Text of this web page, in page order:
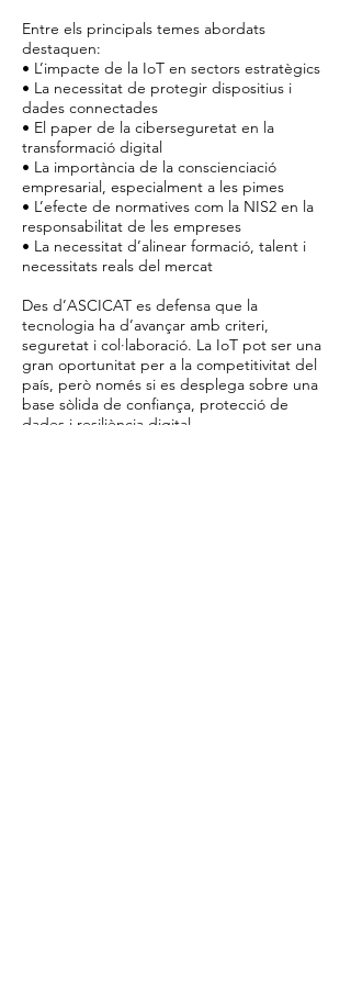
Entre els principals temes abordats
destaquen:
• L’impacte de la IoT en sectors estratègics
• La necessitat de protegir dispositius i
dades connectades
• El paper de la ciberseguretat en la
transformació digital
• La importància de la conscienciació
empresarial, especialment a les pimes
• L’efecte de normatives com la NIS2 en la
responsabilitat de les empreses
• La necessitat d’alinear formació, talent i
necessitats reals del mercat
Des d’ASCICAT es defensa que la
tecnologia ha d’avançar amb criteri,
seguretat i col·laboració. La IoT pot ser una
gran oportunitat per a la competitivitat del
país, però només si es desplega sobre una
base sòlida de confiança, protecció de
dades i resiliència digital.